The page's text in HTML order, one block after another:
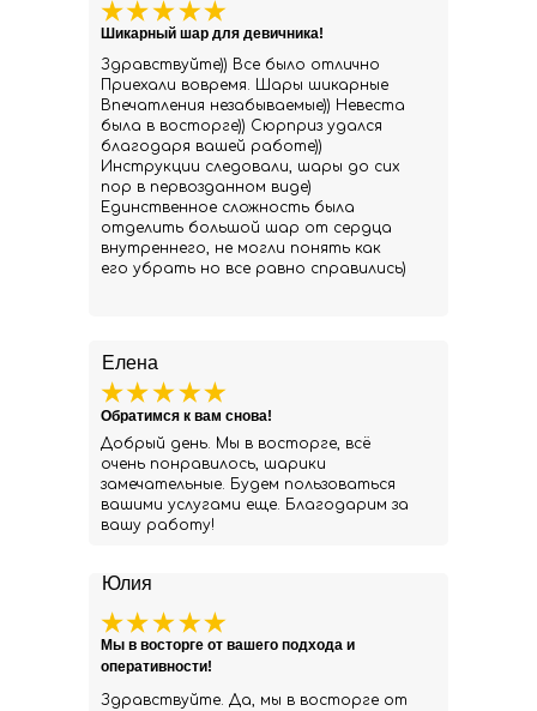
Юлия
Здравствуйте. Да, мы в восторге от
Мы в восторге от вашего подхода и
оперативности!
Елена
Добрый день. Мы в восторге, всё
очень понравилось, шарики
замечательные. Будем пользоваться
вашими услугами еще. Благодарим за
вашу работу!
Обратимся к вам снова!
Здравствуйте)) Все было отлично
Приехали вовремя. Шары шикарные
Впечатления незабываемые)) Невеста
была в восторге)) Сюрприз удался
благодаря вашей работе))
Инструкции следовали, шары до сих
пор в первозданном виде)
Единственное сложность была
отделить большой шар от сердца
внутреннего, не могли понять как
его убрать но все равно справились)
Шикарный шар для девичника!